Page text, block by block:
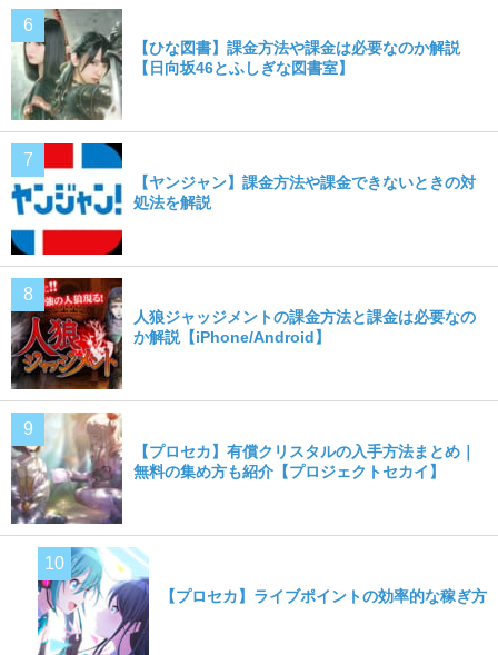
【ひな図書】課金方法や課金は必要なのか解説
【日向坂46とふしぎな図書室】
【ヤンジャン】課金方法や課金できないときの対
処法を解説
人狼ジャッジメントの課金方法と課金は必要なの
か解説【iPhone/Android】
【プロセカ】有償クリスタルの入手方法まとめ｜
無料の集め方も紹介【プロジェクトセカイ】
【プロセカ】ライブポイントの効率的な稼ぎ方